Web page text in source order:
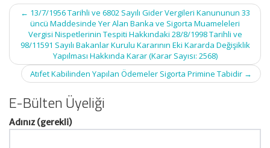
Post
navigation
← 13/7/1956 Tarihli ve 6802 Sayılı Gider Vergileri Kanununun 33
üncü Maddesinde Yer Alan Banka ve Sigorta Muameleleri
Vergisi Nispetlerinin Tespiti Hakkındaki 28/8/1998 Tarihli ve
98/11591 Sayılı Bakanlar Kurulu Kararının Eki Kararda Değişiklik
Yapılması Hakkında Karar (Karar Sayısı: 2568)
Atıfet Kabilinden Yapılan Ödemeler Sigorta Primine Tabidir →
E-Bülten Üyeliği
Adınız (gerekli)